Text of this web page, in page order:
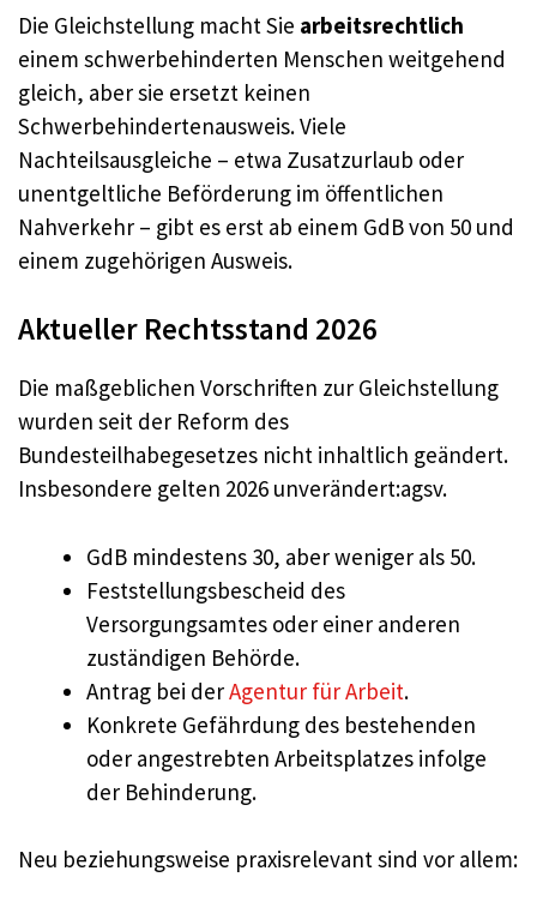
Die Gleichstellung macht Sie arbeitsrechtlich
einem schwerbehinderten Menschen weitgehend
gleich, aber sie ersetzt keinen
Schwerbehindertenausweis. Viele
Nachteilsausgleiche – etwa Zusatzurlaub oder
unentgeltliche Beförderung im öffentlichen
Nahverkehr – gibt es erst ab einem GdB von 50 und
einem zugehörigen Ausweis.
Aktueller Rechtsstand 2026
Die maßgeblichen Vorschriften zur Gleichstellung
wurden seit der Reform des
Bundesteilhabegesetzes nicht inhaltlich geändert.
Insbesondere gelten 2026 unverändert:agsv.
GdB mindestens 30, aber weniger als 50.
Feststellungsbescheid des
Versorgungsamtes oder einer anderen
zuständigen Behörde.
Antrag bei derAgentur für Arbeit.
Konkrete Gefährdung des bestehenden
oder angestrebten Arbeitsplatzes infolge
der Behinderung.
Neu beziehungsweise praxisrelevant sind vor allem: